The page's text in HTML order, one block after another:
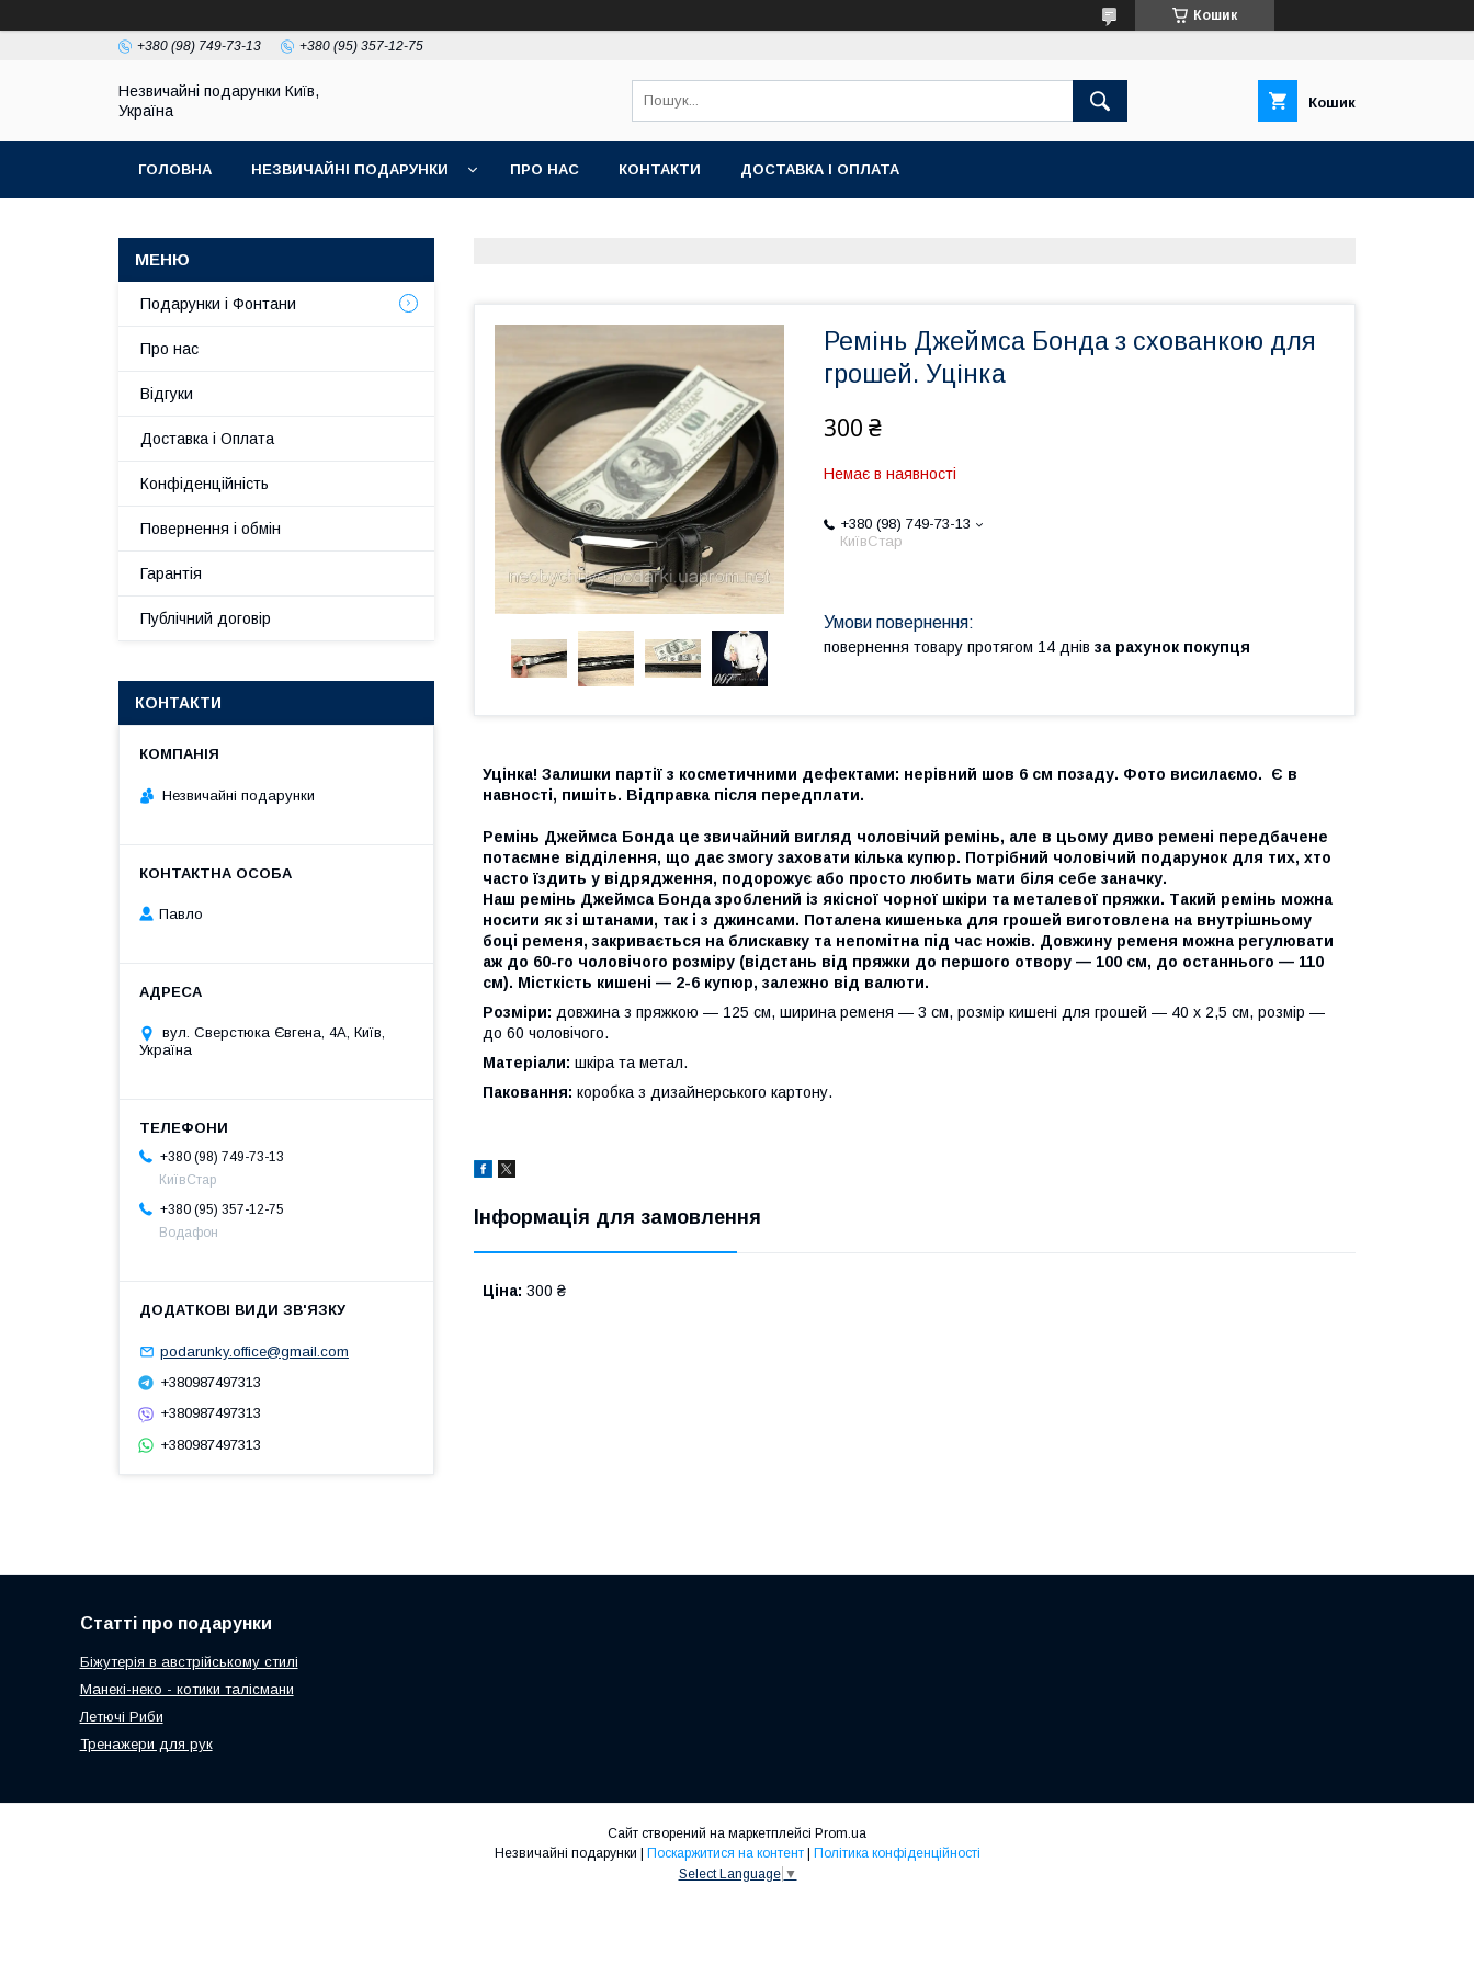
Кошик
+380 (98) 749-73-13 +380 (95) 357-12-75
Незвичайні подарунки Київ,
Україна
Кошик
ГОЛОВНА НЕЗВИЧАЙНІ ПОДАРУНКИ ПРО НАС КОНТАКТИ ДОСТАВКА І ОПЛАТА
Ремінь Джеймса Бонда з схованкою для
грошей. Уцінка
300 ₴
Немає в наявності
+380 (98) 749-73-13
КиївСтар
повернення товару протягом 14 днів за рахунок покупця
Уцінка! Залишки партії з косметичними дефектами: нерівний шов 6 см позаду. Фото висилаємо. Є в
навності, пишіть. Відправка після передплати.
Ремінь Джеймса Бонда це звичайний вигляд чоловічий ремінь, але в цьому диво ремені передбачене
потаємне відділення, що дає змогу заховати кілька купюр. Потрібний чоловічий подарунок для тих, хто
часто їздить у відрядження, подорожує або просто любить мати біля себе заначку.
Наш ремінь Джеймса Бонда зроблений із якісної чорної шкіри та металевої пряжки. Такий ремінь можна
носити як зі штанами, так і з джинсами. Поталена кишенька для грошей виготовлена на внутрішньому
боці ременя, закривається на блискавку та непомітна під час ножів. Довжину ременя можна регулювати
аж до 60-го чоловічого розміру (відстань від пряжки до першого отвору — 100 см, до останнього — 110
см). Місткість кишені — 2-6 купюр, залежно від валюти.
Розміри: довжина з пряжкою — 125 см, ширина ременя — 3 см, розмір кишені для грошей — 40 х 2,5 см, розмір —
до 60 чоловічого.
Матеріали: шкіра та метал.
Паковання: коробка з дизайнерського картону.
Інформація для замовлення
Ціна: 300 ₴
Подарунки і Фонтани
Про нас
Відгуки
Доставка і Оплата
Конфіденційність
Повернення і обмін
Гарантія
Публічний договір
КОНТАКТИ
Незвичайні подарунки
Павло
вул. Сверстюка Євгена, 4А, Київ,
Україна
+380 (98) 749-73-13
КиївСтар
+380 (95) 357-12-75
Водафон
podarunky.office@gmail.com
+380987497313
+380987497313
+380987497313
Статті про подарунки
Біжутерія в австрійському стилі
Манекі-неко - котики талісмани
Летючі Риби
Тренажери для рук
Сайт створений на маркетплейсі Prom.ua
Поскаржитися на контент
Політика конфіденційності
Select Language ▼